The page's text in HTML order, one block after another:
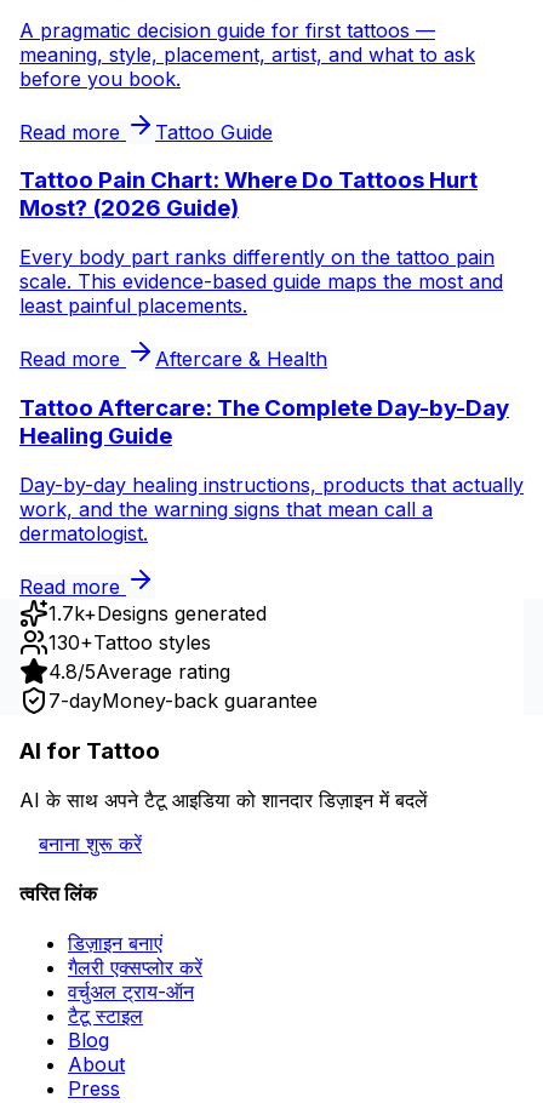
A pragmatic decision guide for first tattoos —
meaning, style, placement, artist, and what to ask
before you book.
Read more Tattoo Guide
Tattoo Pain Chart: Where Do Tattoos Hurt
Most? (2026 Guide)
Every body part ranks differently on the tattoo pain
scale. This evidence-based guide maps the most and
least painful placements.
Read more Aftercare & Health
Tattoo Aftercare: The Complete Day-by-Day
Healing Guide
Day-by-day healing instructions, products that actually
work, and the warning signs that mean call a
dermatologist.
Read more
1.7k+Designs generated
130+Tattoo styles
4.8/5Average rating
7-dayMoney-back guarantee
AI for Tattoo
AI के साथ अपने टैटू आइडिया को शानदार डिज़ाइन में बदलें
बनाना शुरू करें
त्वरित लिंक
डिज़ाइन बनाएं
गैलरी एक्सप्लोर करें
वर्चुअल ट्राय-ऑन
टैटू स्टाइल
Blog
About
Press